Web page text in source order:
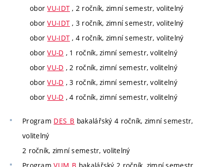
oborVU-IDT , 2 ročník, zimní semestr, volitelný
oborVU-IDT , 3 ročník, zimní semestr, volitelný
oborVU-IDT , 4 ročník, zimní semestr, volitelný
oborVU-D , 1 ročník, zimní semestr, volitelný
oborVU-D , 2 ročník, zimní semestr, volitelný
oborVU-D , 3 ročník, zimní semestr, volitelný
oborVU-D , 4 ročník, zimní semestr, volitelný
Program DES_B bakalářský 4 ročník, zimní semestr,
volitelný
2 ročník, zimní semestr, volitelný